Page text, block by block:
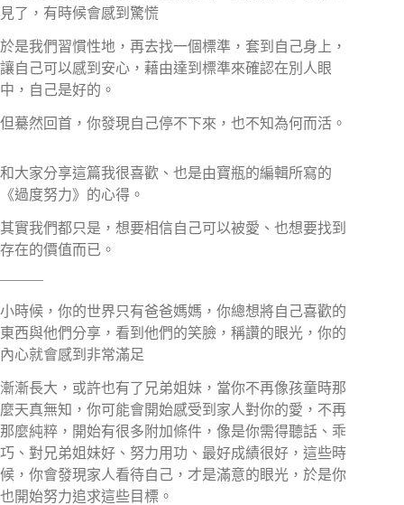
見了，有時候會感到驚慌⠀⠀⠀
於是我們習慣性地，再去找一個標準，套到自己身上，
讓自己可以感到安心，藉由達到標準來確認在別人眼
中，自己是好的。⠀⠀⠀
但驀然回首，你發現自己停不下來，也不知為何而活。
和大家分享這篇我很喜歡、也是由寶瓶的編輯所寫的
《過度努力》的心得。
其實我們都只是，想要相信自己可以被愛、也想要找到
存在的價值而已。
———
小時候，你的世界只有爸爸媽媽，你總想將自己喜歡的
東西與他們分享，看到他們的笑臉，稱讚的眼光，你的
內心就會感到非常滿足⠀⠀⠀⠀⠀⠀
漸漸長大，或許也有了兄弟姐妹，當你不再像孩童時那
麼天真無知，你可能會開始感受到家人對你的愛，不再
那麼純粹，開始有很多附加條件，像是你需得聽話、乖
巧、對兄弟姐妹好、努力用功、最好成績很好，這些時
候，你會發現家人看待自己，才是滿意的眼光，於是你
也開始努力追求這些目標。​⠀⠀⠀⠀⠀